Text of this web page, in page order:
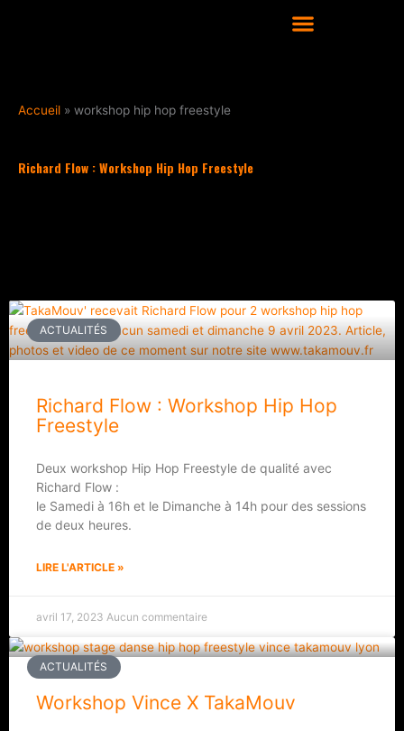
Accueil » workshop hip hop freestyle
Richard Flow : Workshop Hip Hop Freestyle
ACTUALITÉS
Richard Flow : Workshop Hip Hop
Freestyle
Deux workshop Hip Hop Freestyle de qualité avec
Richard Flow :
le Samedi à 16h et le Dimanche à 14h pour des sessions
de deux heures.
LIRE L'ARTICLE »
avril 17, 2023 Aucun commentaire
ACTUALITÉS
Workshop Vince X TakaMouv